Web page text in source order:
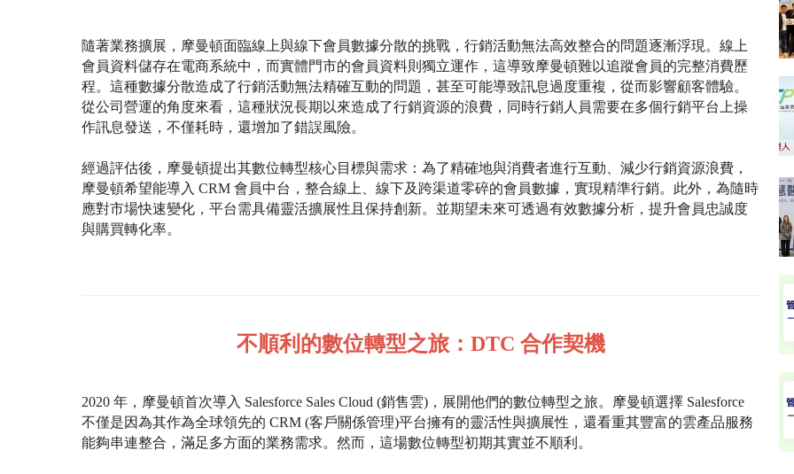
隨著業務擴展，摩曼頓面臨線上與線下會員數據分散的挑戰，行銷活動無法高效整合的問題逐漸浮現。線上
會員資料儲存在電商系統中，而實體門市的會員資料則獨立運作，這導致摩曼頓難以追蹤會員的完整消費歷
程。這種數據分散造成了行銷活動無法精確互動的問題，甚至可能導致訊息過度重複，從而影響顧客體驗。
從公司營運的角度來看，這種狀況長期以來造成了行銷資源的浪費，同時行銷人員需要在多個行銷平台上操
作訊息發送，不僅耗時，還增加了錯誤風險。
經過評估後，摩曼頓提出其數位轉型核心目標與需求：為了精確地與消費者進行互動、減少行銷資源浪費，
摩曼頓希望能導入 CRM 會員中台，整合線上、線下及跨渠道零碎的會員數據，實現精準行銷。此外，為隨時
應對市場快速變化，平台需具備靈活擴展性且保持創新。並期望未來可透過有效數據分析，提升會員忠誠度
與購買轉化率。
不順利的數位轉型之旅：DTC 合作契機
2020 年，摩曼頓首次導入 Salesforce Sales Cloud (銷售雲)，展開他們的數位轉型之旅。摩曼頓選擇 Salesforce
不僅是因為其作為全球領先的 CRM (客戶關係管理)平台擁有的靈活性與擴展性，還看重其豐富的雲產品服務
能夠串連整合，滿足多方面的業務需求。然而，這場數位轉型初期其實並不順利。